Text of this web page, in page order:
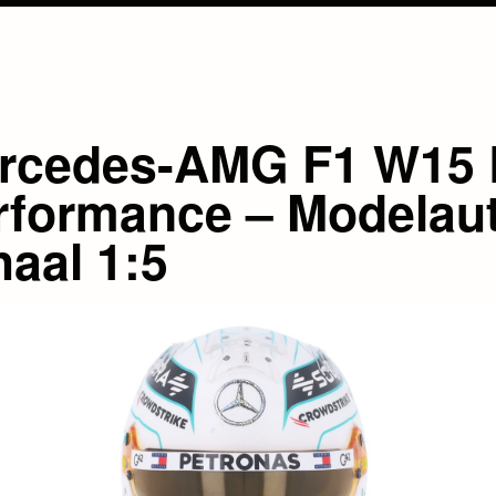
AMG F1 W15
–
1:5